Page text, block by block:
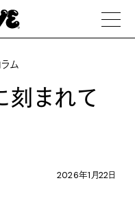
ム
刻まれて
2026年1月22日